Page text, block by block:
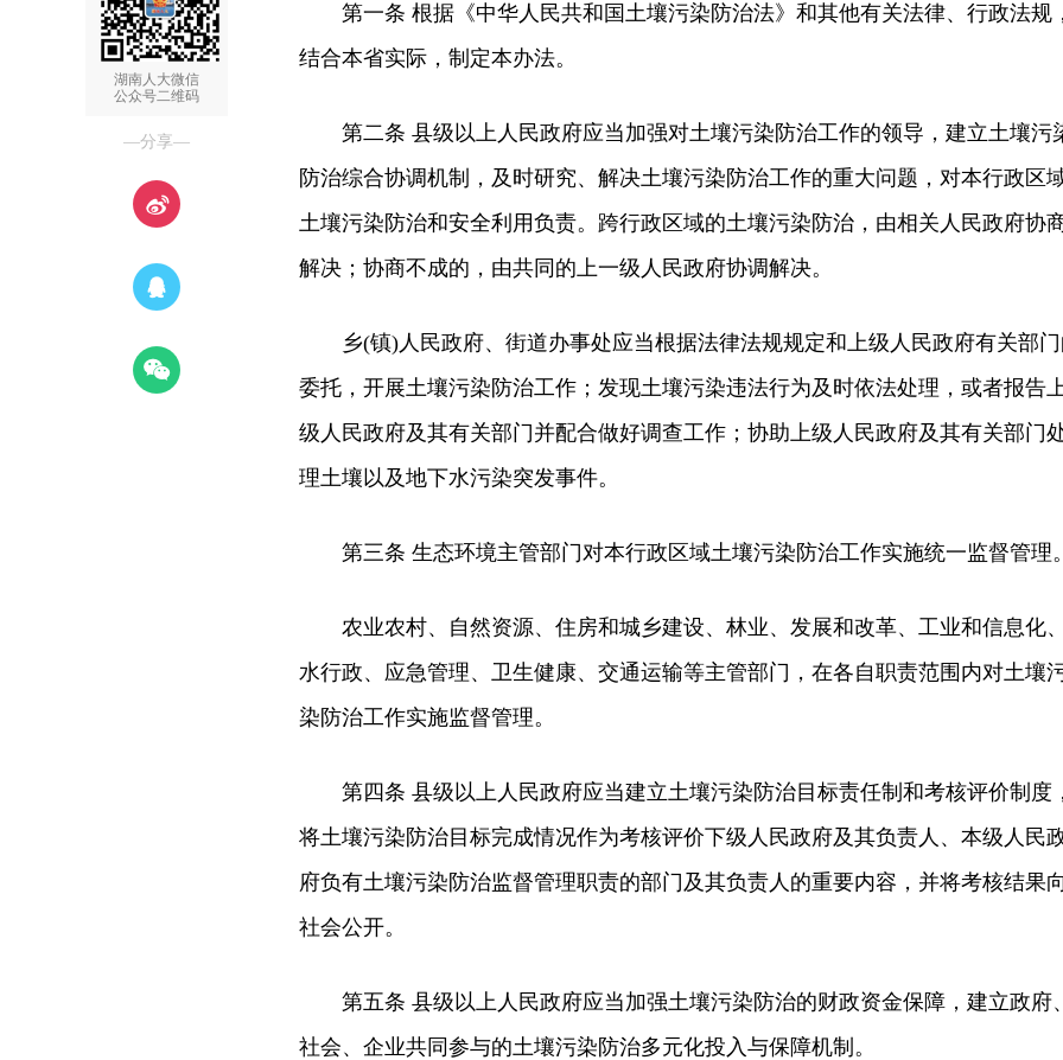
湖南人大微信
公众号二维码
—分享—
第一条 根据《中华人民共和国土壤污染防治法》和其他有关法律、行政法规
结合本省实际，制定本办法。
第二条 县级以上人民政府应当加强对土壤污染防治工作的领导，建立土壤污
防治综合协调机制，及时研究、解决土壤污染防治工作的重大问题，对本行政区
土壤污染防治和安全利用负责。跨行政区域的土壤污染防治，由相关人民政府协
解决；协商不成的，由共同的上一级人民政府协调解决。
乡(镇)人民政府、街道办事处应当根据法律法规规定和上级人民政府有关部门
委托，开展土壤污染防治工作；发现土壤污染违法行为及时依法处理，或者报告
级人民政府及其有关部门并配合做好调查工作；协助上级人民政府及其有关部门
理土壤以及地下水污染突发事件。
第三条 生态环境主管部门对本行政区域土壤污染防治工作实施统一监督管理。
农业农村、自然资源、住房和城乡建设、林业、发展和改革、工业和信息化、
水行政、应急管理、卫生健康、交通运输等主管部门，在各自职责范围内对土壤
染防治工作实施监督管理。
第四条 县级以上人民政府应当建立土壤污染防治目标责任制和考核评价制度
将土壤污染防治目标完成情况作为考核评价下级人民政府及其负责人、本级人民
府负有土壤污染防治监督管理职责的部门及其负责人的重要内容，并将考核结果向
社会公开。
第五条 县级以上人民政府应当加强土壤污染防治的财政资金保障，建立政府、
社会、企业共同参与的土壤污染防治多元化投入与保障机制。